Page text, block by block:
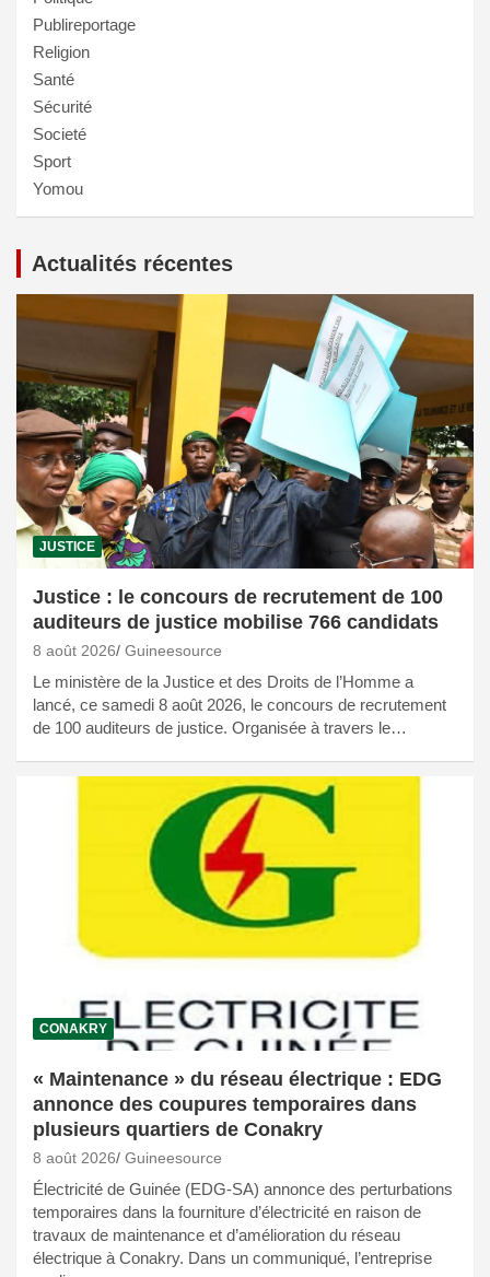
Publireportage
Religion
Santé
Sécurité
Societé
Sport
Yomou
Actualités récentes
JUSTICE
Justice : le concours de recrutement de 100
auditeurs de justice mobilise 766 candidats
8 août 2026 Guineesource
Le ministère de la Justice et des Droits de l’Homme a
lancé, ce samedi 8 août 2026, le concours de recrutement
de 100 auditeurs de justice. Organisée à travers le…
CONAKRY
« Maintenance » du réseau électrique : EDG
annonce des coupures temporaires dans
plusieurs quartiers de Conakry
8 août 2026 Guineesource
Électricité de Guinée (EDG-SA) annonce des perturbations
temporaires dans la fourniture d’électricité en raison de
travaux de maintenance et d’amélioration du réseau
électrique à Conakry. Dans un communiqué, l’entreprise